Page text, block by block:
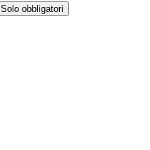
Solo obbligatori